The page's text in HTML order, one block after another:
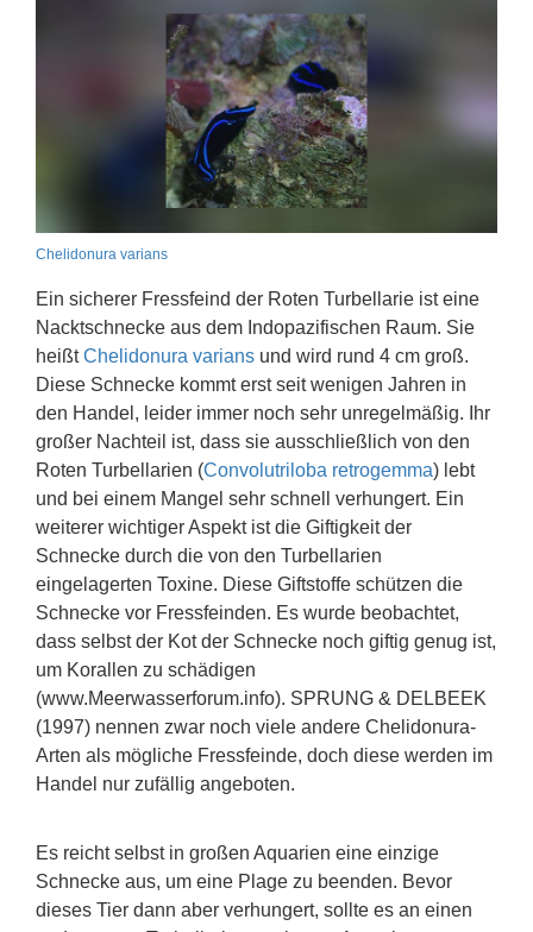
Chelidonura varians
Ein sicherer Fressfeind der Roten Turbellarie ist eine
Nacktschnecke aus dem Indopazifischen Raum. Sie
heißtChelidonura varians und wird rund 4 cm groß.
Diese Schnecke kommt erst seit wenigen Jahren in
den Handel, leider immer noch sehr unregelmäßig. Ihr
großer Nachteil ist, dass sie ausschließlich von den
Roten Turbellarien (Convolutriloba retrogemma) lebt
und bei einem Mangel sehr schnell verhungert. Ein
weiterer wichtiger Aspekt ist die Giftigkeit der
Schnecke durch die von den Turbellarien
eingelagerten Toxine. Diese Giftstoffe schützen die
Schnecke vor Fressfeinden. Es wurde beobachtet,
dass selbst der Kot der Schnecke noch giftig genug ist,
um Korallen zu schädigen
(www.Meerwasserforum.info). SPRUNG & DELBEEK
(1997) nennen zwar noch viele andere Chelidonura-
Arten als mögliche Fressfeinde, doch diese werden im
Handel nur zufällig angeboten.
Es reicht selbst in großen Aquarien eine einzige
Schnecke aus, um eine Plage zu beenden. Bevor
dieses Tier dann aber verhungert, sollte es an einen